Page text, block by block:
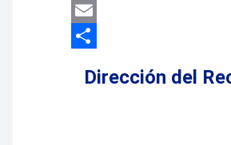
LinkedIn
Email
Dirección del